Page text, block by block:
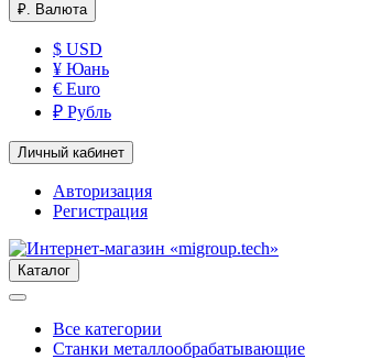
₽. Валюта
$ USD
¥ Юань
€ Euro
₽ Рубль
Личный кабинет
Авторизация
Регистрация
Каталог
Все категории
Станки металлообрабатывающие